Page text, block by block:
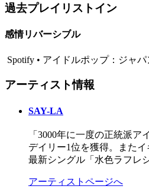
過去プレイリストイン
感情リバーシブル
Spotify • アイドルポップ：ジャパ
アーティスト情報
SAY-LA
「3000年に一度の正統派
デイリー1位を獲得。また
最新シングル「水色ラフレ
アーティストページへ